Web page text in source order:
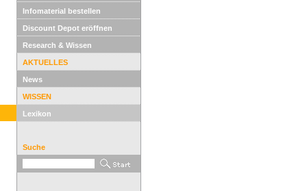
Infomaterial bestellen
Discount Depot eröffnen
Research & Wissen
AKTUELLES
News
WISSEN
Lexikon
Suche